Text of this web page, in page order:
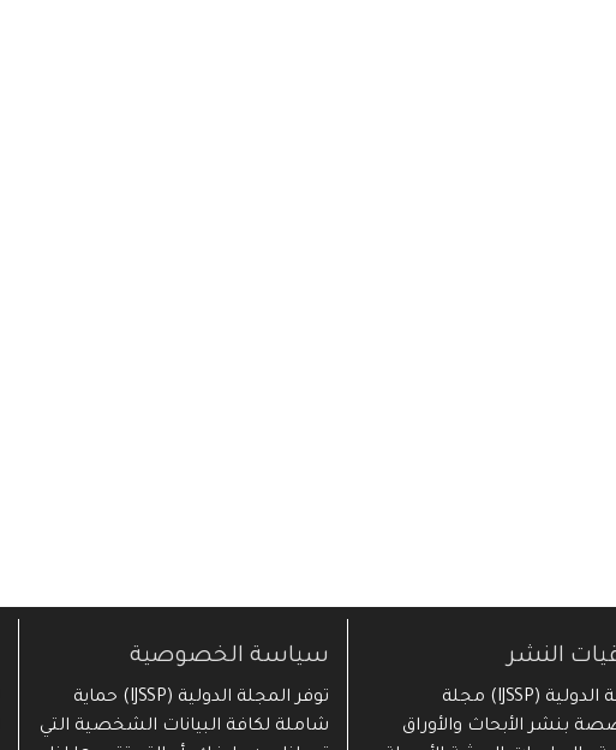
النشر
المجلة الدولية (IJSSP) مجلة
بنشر الأبحاث والأوراق
سياسة الخصوصية
توفر المجلة الدولية (IJSSP) حماية
شاملة لكافة البيانات الشخصية التي